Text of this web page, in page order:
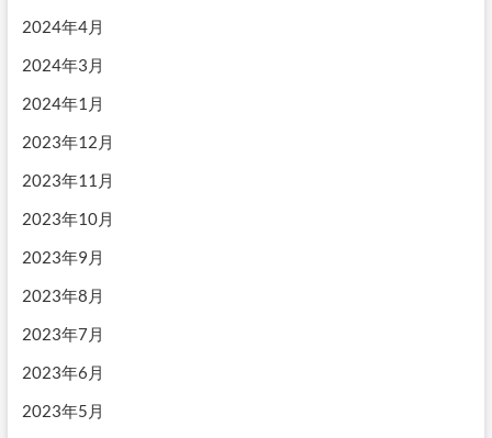
2024年4月
2024年3月
2024年1月
2023年12月
2023年11月
2023年10月
2023年9月
2023年8月
2023年7月
2023年6月
2023年5月